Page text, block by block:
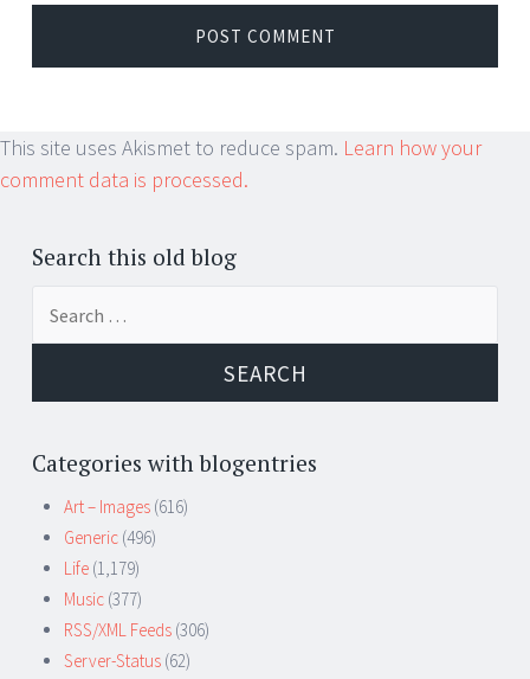
This site uses Akismet to reduce spam. Learn how your
comment data is processed.
Search this old blog
Categories with blogentries
Art – Images (616)
Generic (496)
Life (1,179)
Music (377)
RSS/XML Feeds (306)
Server-Status (62)